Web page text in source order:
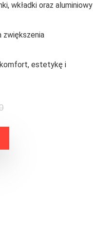
wkładki oraz aluminiowy
zwiększenia
estetykę i